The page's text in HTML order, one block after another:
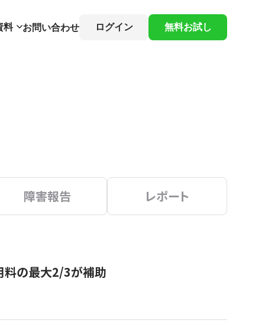
料 お問い合わせ ログイン 無料お試し
障害報告 レポート
料の最大2/3が補助